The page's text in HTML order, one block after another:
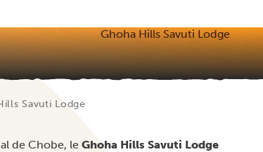
Ghoha Hills Savuti Lodge
Savuti Lodge
de Chobe, le Ghoha Hills Savuti Lodge